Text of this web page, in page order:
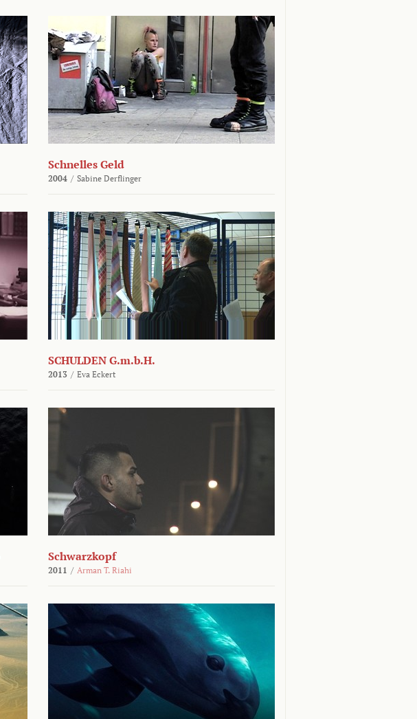
Schnelles Geld
2004 / Sabine Derflinger
SCHULDEN G.m.b.H.
2013 / Eva Eckert
Schwarzkopf
2011 / Arman T. Riahi